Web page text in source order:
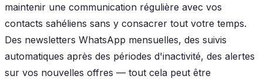
maintenir une communication régulière avec vos
contacts sahéliens sans y consacrer tout votre temps.
Des newsletters WhatsApp mensuelles, des suivis
automatiques après des périodes d'inactivité, des alertes
sur vos nouvelles offres — tout cela peut être